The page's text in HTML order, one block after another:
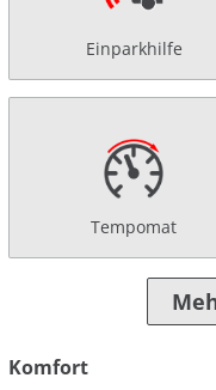
Einparkhilfe
Tempomat
Komfort